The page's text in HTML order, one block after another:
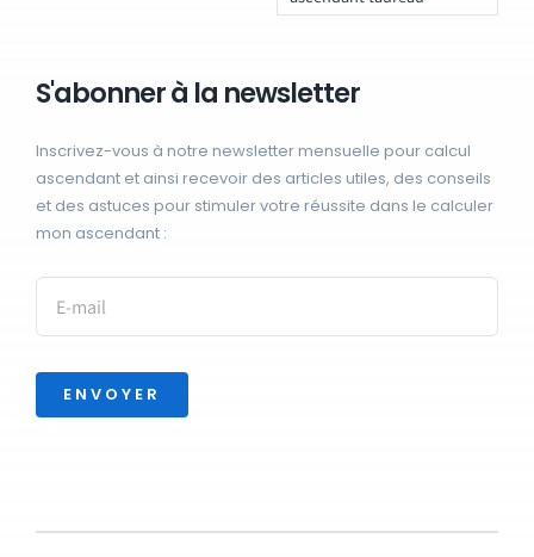
S'abonner à la newsletter
Inscrivez-vous à notre newsletter mensuelle pour calcul
ascendant et ainsi recevoir des articles utiles, des conseils
et des astuces pour stimuler votre réussite dans le calculer
mon ascendant :
ENVOYER